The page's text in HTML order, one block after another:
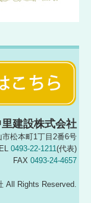
里建設株式会社
松本町1丁目2番6号
0493-22-1211 (代表)
FAX 0493-24-4657
All Rights Reserved.